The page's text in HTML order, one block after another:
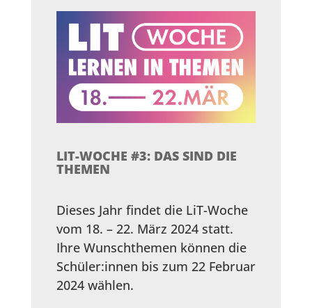
LIT-WOCHE #3: DAS SIND DIE
THEMEN
Dieses Jahr findet die LiT-Woche
vom 18. – 22. März 2024 statt.
Ihre Wunschthemen können die
Schüler:innen bis zum 22 Februar
2024 wählen.